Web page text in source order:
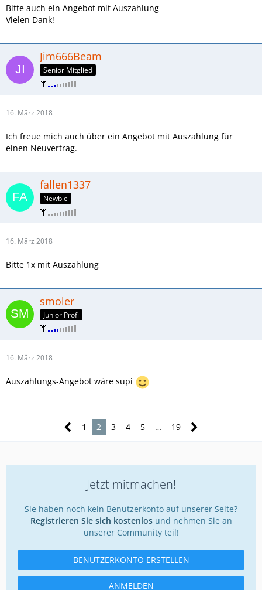
Bitte auch ein Angebot mit Auszahlung
Vielen Dank!
Jim666Beam
Senior Mitglied
16. März 2018
Ich freue mich auch über ein Angebot mit Auszahlung für
einen Neuvertrag.
fallen1337
Newbie
16. März 2018
Bitte 1x mit Auszahlung
smoler
Junior Profi
16. März 2018
Auszahlungs-Angebot wäre supi
1 2 3 4 5 … 19
Jetzt mitmachen!
Sie haben noch kein Benutzerkonto auf unserer Seite?
Registrieren Sie sich kostenlosund nehmen Sie an
unserer Community teil!
BENUTZERKONTO ERSTELLEN
ANMELDEN